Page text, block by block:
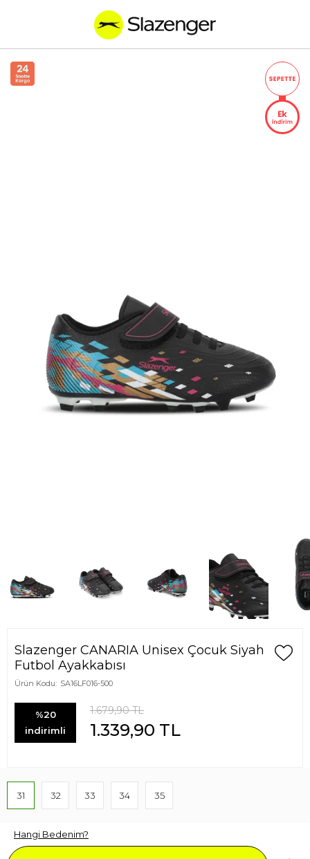
Slazenger CANARIA Unisex Çocuk Siyah
Futbol Ayakkabısı
Ürün Kodu: SA16LF016-500
%20
indirimli
1.679,90TL
1.339,90 TL
31 32 33 34 35
Hangi Bedenim?